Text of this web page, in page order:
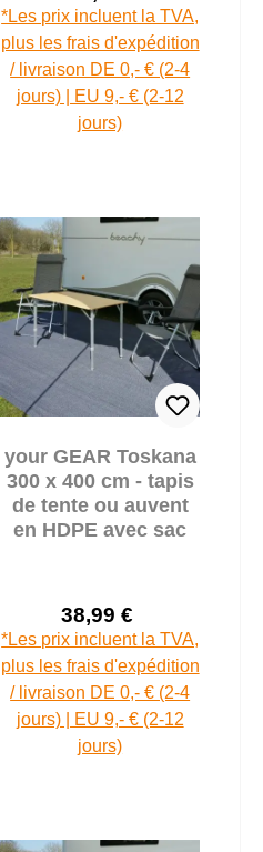
Prix de vente :
Prix régulier :
*Les prix incluent la TVA,
plus les frais d'expédition
/ livraison DE 0,- € (2-4
jours) | EU 9,- € (2-12
jours)
your GEAR Toskana
300 x 400 cm - tapis
de tente ou auvent
en HDPE avec sac
Prix de vente :
38,99 €
Prix régulier :
*Les prix incluent la TVA,
plus les frais d'expédition
/ livraison DE 0,- € (2-4
jours) | EU 9,- € (2-12
jours)